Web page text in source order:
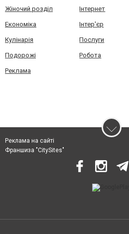
Жіночий розділ Інтернет
Економіка Інтер'єр
Кулінарія Послуги
Подорожі Робота
Реклама
Реклама на сайті
Франшиза "CitySites"